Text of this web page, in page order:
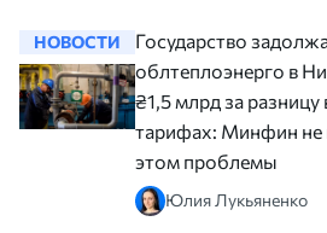
НОВОСТИ
Государство
облтеплоэнерго в
₴1,5 млрд за разницу
тарифах: Минфин не
этом проблемы
Юлия Лукьяненко